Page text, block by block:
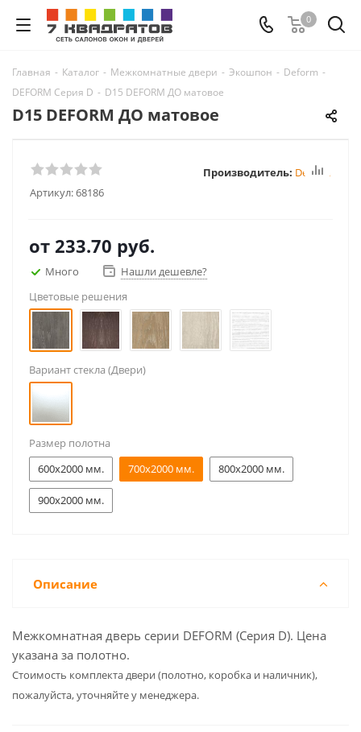
0
Главная - Каталог - Межкомнатные двери - Экошпон - Deform -
DEFORM Серия D - D15 DEFORM ДО матовое
D15 DEFORM ДО матовое
Артикул:68186
Производитель: Deform
от 233.70 руб.
Много
Нашли дешевле?
Цветовые решения
Вариант стекла (Двери)
Размер полотна
600x2000 мм.
700x2000 мм. 800x2000 мм.
900x2000 мм.
Описание
Межкомнатная дверь серии DEFORM (Серия D). Цена
указана за полотно.
Cтоимость комплекта двери (полотно, коробка и наличник),
пожалуйста, уточняйте у менеджера.